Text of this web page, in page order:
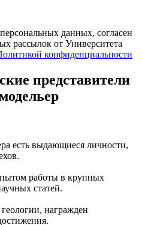
данных, согласен
рассылок от Университета
конфиденциальности
представители
есть выдающиеся личности,
работы в крупных
статей.
награжден